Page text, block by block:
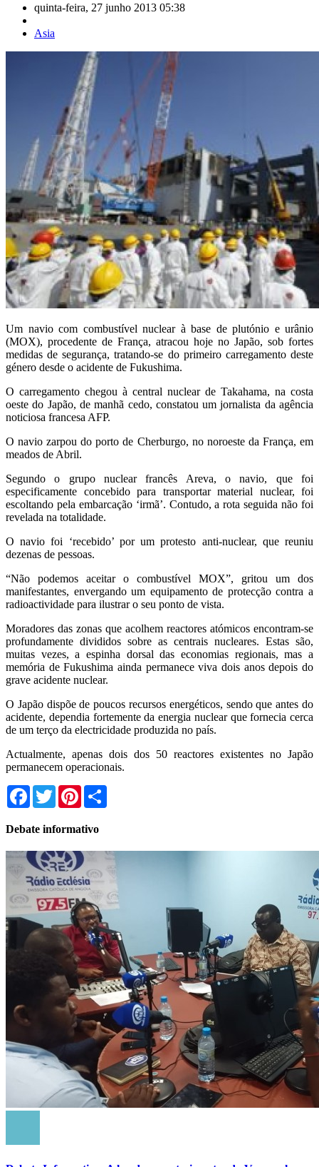
quinta-feira, 27 junho 2013 05:38
Asia
Um navio com combustível nuclear à base de plutónio e urânio
(MOX), procedente de França, atracou hoje no Japão, sob fortes
medidas de segurança, tratando-se do primeiro carregamento deste
género desde o acidente de Fukushima.
O carregamento chegou à central nuclear de Takahama, na costa
oeste do Japão, de manhã cedo, constatou um jornalista da agência
noticiosa francesa AFP.
O navio zarpou do porto de Cherburgo, no noroeste da França, em
meados de Abril.
Segundo o grupo nuclear francês Areva, o navio, que foi
especificamente concebido para transportar material nuclear, foi
escoltando pela embarcação ‘irmã’. Contudo, a rota seguida não foi
revelada na totalidade.
O navio foi ‘recebido’ por um protesto anti-nuclear, que reuniu
dezenas de pessoas.
“Não podemos aceitar o combustível MOX”, gritou um dos
manifestantes, envergando um equipamento de protecção contra a
radioactividade para ilustrar o seu ponto de vista.
Moradores das zonas que acolhem reactores atómicos encontram-se
profundamente divididos sobre as centrais nucleares. Estas são,
muitas vezes, a espinha dorsal das economias regionais, mas a
memória de Fukushima ainda permanece viva dois anos depois do
grave acidente nuclear.
O Japão dispõe de poucos recursos energéticos, sendo que antes do
acidente, dependia fortemente da energia nuclear que fornecia cerca
de um terço da electricidade produzida no país.
Actualmente, apenas dois dos 50 reactores existentes no Japão
permanecem operacionais.
Facebook
TwitterPinterest
Debate informativo